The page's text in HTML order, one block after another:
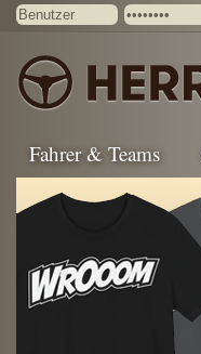
Fahrer & Teams